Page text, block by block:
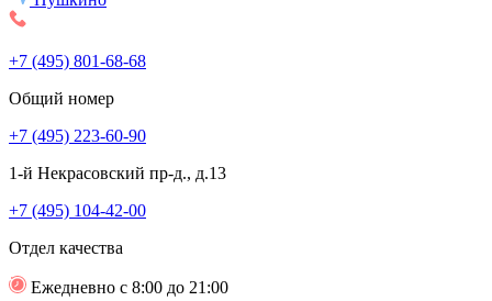
+7 (495) 801-68-68
Общий номер
+7 (495) 223-60-90
1-й Некрасовский пр-д., д.13
+7 (495) 104-42-00
Отдел качества
Ежедневно с 8:00 до 21:00